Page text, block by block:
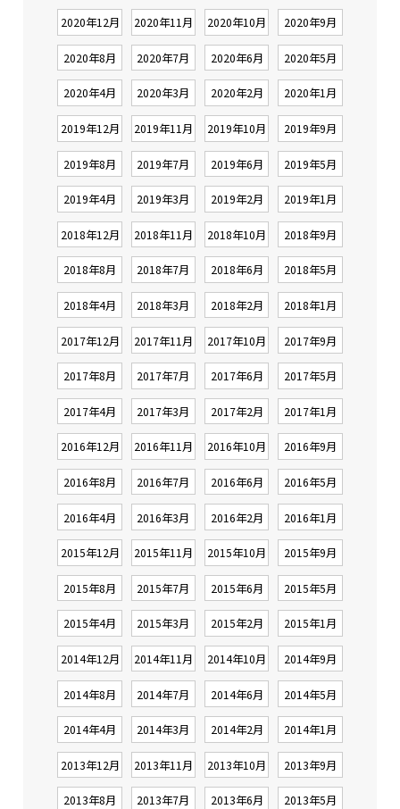
2020年12月 2020年11月 2020年10月 2020年9月
2020年8月 2020年7月 2020年6月 2020年5月
2020年4月 2020年3月 2020年2月 2020年1月
2019年12月 2019年11月 2019年10月 2019年9月
2019年8月 2019年7月 2019年6月 2019年5月
2019年4月 2019年3月 2019年2月 2019年1月
2018年12月 2018年11月 2018年10月 2018年9月
2018年8月 2018年7月 2018年6月 2018年5月
2018年4月 2018年3月 2018年2月 2018年1月
2017年12月 2017年11月 2017年10月 2017年9月
2017年8月 2017年7月 2017年6月 2017年5月
2017年4月 2017年3月 2017年2月 2017年1月
2016年12月 2016年11月 2016年10月 2016年9月
2016年8月 2016年7月 2016年6月 2016年5月
2016年4月 2016年3月 2016年2月 2016年1月
2015年12月 2015年11月 2015年10月 2015年9月
2015年8月 2015年7月 2015年6月 2015年5月
2015年4月 2015年3月 2015年2月 2015年1月
2014年12月 2014年11月 2014年10月 2014年9月
2014年8月 2014年7月 2014年6月 2014年5月
2014年4月 2014年3月 2014年2月 2014年1月
2013年12月 2013年11月 2013年10月 2013年9月
2013年8月 2013年7月 2013年6月 2013年5月